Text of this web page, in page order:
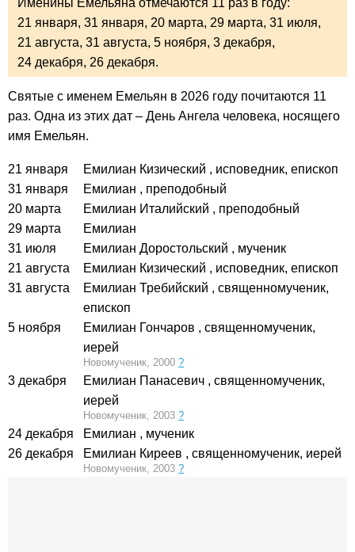
21 января, 31 января, 20 марта, 29 марта, 31 июля,
21 августа, 31 августа, 5 ноября, 3 декабря,
24 декабря, 26 декабря.
Святые с именем Емельян в 2026 году почитаются 11
раз. Одна из этих дат – День Ангела человека, носящего
имя Емельян.
21 января Емилиан Кизический , исповедник, епископ
31 января
Емилиан , преподобный
20 марта
Емилиан Италийский , преподобный
29 марта
Емилиан
31 июля
Емилиан Доростольский , мученик
21 августа
Емилиан Кизический , исповедник, епископ
31 августа
Емилиан Требийский , священномученик,
епископ
5 ноября
Емилиан Гончаров , священномученик,
иерей
Новомученик, 2000 ?
3 декабря Емилиан Панасевич , священномученик,
иерей
Новомученик, 2003 ?
24 декабря Емилиан , мученик
26 декабря
Емилиан Киреев , священномученик, иерей
Новомученик, 2003 ?